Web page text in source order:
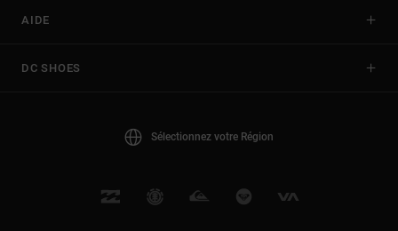
AIDE
DC SHOES
Sélectionnez votre Région